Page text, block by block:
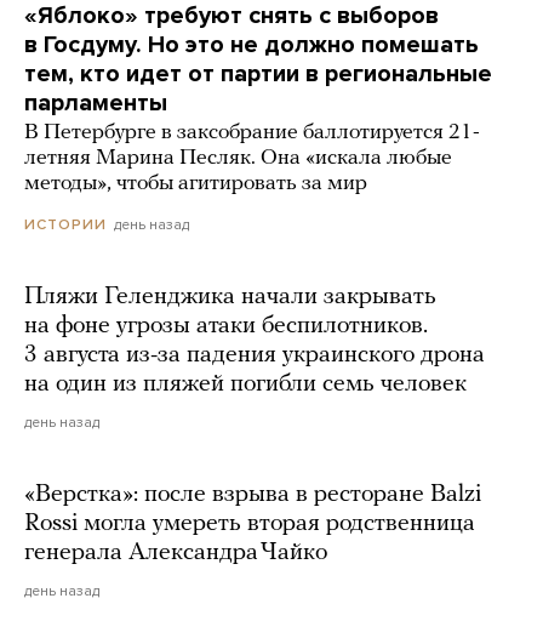
«Яблоко» требуют снять с выборов
в Госдуму. Но это не должно помешать
тем, кто идет от партии в региональные
парламенты
В Петербурге в заксобрание баллотируется 21-
летняя Марина Песляк. Она «искала любые
методы», чтобы агитировать за мир
ИСТОРИИ день назад
Пляжи Геленджика начали закрывать
на фоне угрозы атаки беспилотников.
3 августа из-за падения украинского дрона
на один из пляжей погибли семь человек
день назад
«Верстка»: после взрыва в ресторане Balzi
Rossi могла умереть вторая родственница
генерала Александра Чайко
день назад